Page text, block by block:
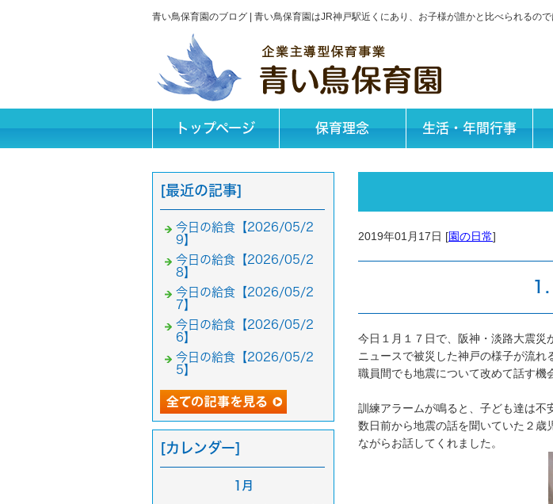
青い鳥保育園のブログ | 青い鳥保育園はJR神戸駅近くにあり、お子様が誰かと比べられるの
トップページ 保育理念 生活・年間行事
2019年01月17日 [園の日常]
今日１月１７日で、阪神・淡路大震災
ニュースで被災した神戸の様子が流れ
職員間でも地震について改めて話す機
訓練アラームが鳴ると、子ども達は
数日前から地震の話を聞いていた２歳
ながらお話してくれました。
[最近の記事]
今日の給食【2026/05/2
9】
今日の給食【2026/05/2
8】
今日の給食【2026/05/2
7】
今日の給食【2026/05/2
6】
今日の給食【2026/05/2
5】
[カレンダー]
1月